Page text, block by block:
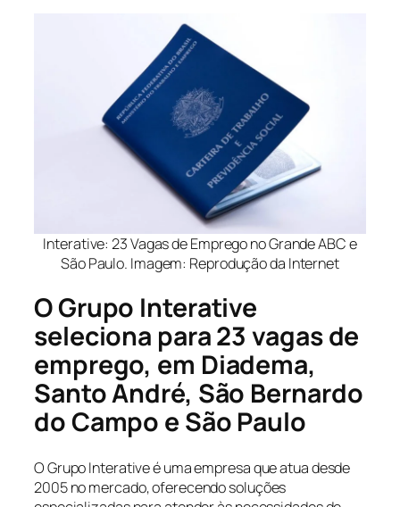
Interative: 23 Vagas de Emprego no Grande ABC e
São Paulo. Imagem: Reprodução da Internet
O Grupo Interative
seleciona para 23 vagas de
emprego, em Diadema,
Santo André, São Bernardo
do Campo e São Paulo
O Grupo Interative é uma empresa que atua desde
2005 no mercado, oferecendo soluções